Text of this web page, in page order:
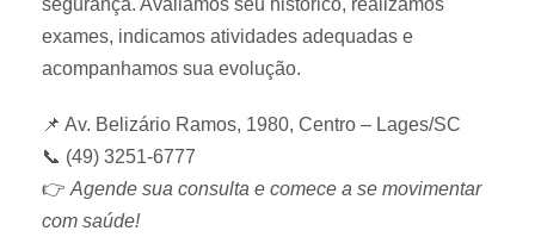
segurança. Avaliamos seu histórico, realizamos
exames, indicamos atividades adequadas e
acompanhamos sua evolução.
📌 Av. Belizário Ramos, 1980, Centro – Lages/SC
📞 (49) 3251-6777
👉 Agende sua consulta e comece a se movimentar
com saúde!